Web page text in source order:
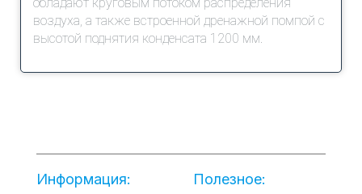
воздуха, а также встроенной дренажной помпой с
высотой поднятия конденсата 1200 мм.
Информация: Полезное: